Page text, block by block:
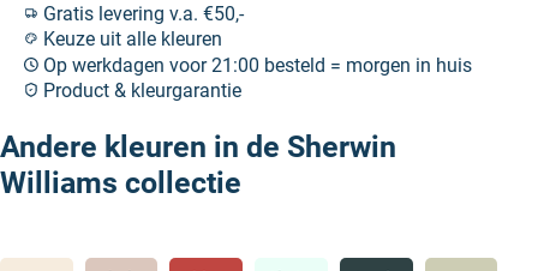
Gratis levering v.a. €50,-
Keuze uit alle kleuren
Op werkdagen voor 21:00 besteld = morgen in huis
Product & kleurgarantie
Andere kleuren in de Sherwin
Williams collectie